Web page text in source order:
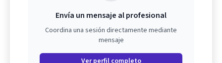
Envía un mensaje al profesional
Coordina una sesión directamente mediante
mensaje